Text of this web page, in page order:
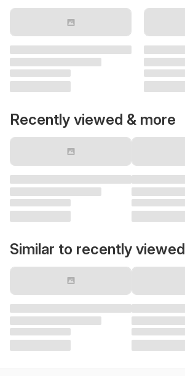
Recently viewed & more
Similar to recently viewed